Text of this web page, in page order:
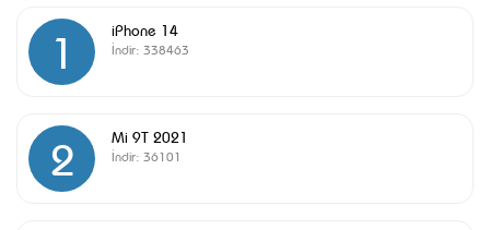
1 iPhone 14
İndir: 338463
2 Mi 9T 2021
İndir: 36101